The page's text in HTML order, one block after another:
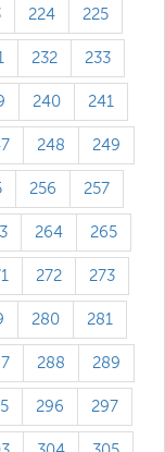
224 225
232 233
240 241
248 249
256 257
264 265
272 273
280 281
288 289
296 297